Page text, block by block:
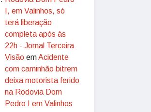
I, em Valinhos, só
terá liberação
completa após às
22h - Jornal Terceira
Visão emAcidente
com caminhão bitrem
deixa motorista ferido
na Rodovia Dom
Pedro I em Valinhos